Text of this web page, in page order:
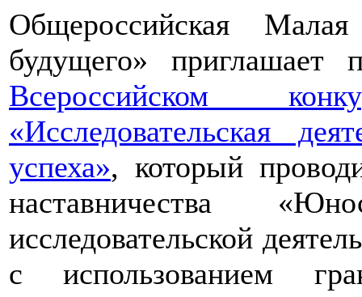
Общероссийская
будущего» приглашает
Всероссийском
«Исследовательская
успеха», который
наставничества
исследовательской
с использованием